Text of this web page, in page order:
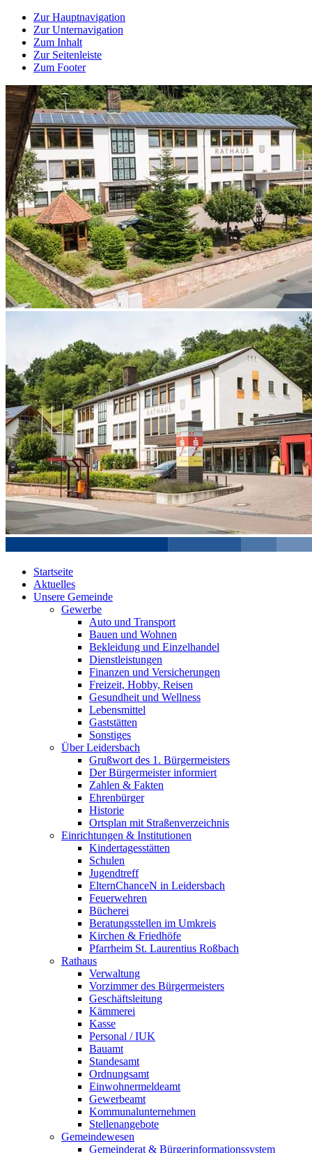
Zur Hauptnavigation
Zur Unternavigation
Zum Inhalt
Zur Seitenleiste
Zum Footer
Startseite
Aktuelles
Unsere Gemeinde
Gewerbe
Auto und Transport
Bauen und Wohnen
Bekleidung und Einzelhandel
Dienstleistungen
Finanzen und Versicherungen
Freizeit, Hobby, Reisen
Gesundheit und Wellness
Lebensmittel
Gaststätten
Sonstiges
Über Leidersbach
Grußwort des 1. Bürgermeisters
Der Bürgermeister informiert
Zahlen & Fakten
Ehrenbürger
Historie
Ortsplan mit Straßenverzeichnis
Einrichtungen & Institutionen
Kindertagesstätten
Schulen
Jugendtreff
ElternChanceN in Leidersbach
Feuerwehren
Bücherei
Beratungsstellen im Umkreis
Kirchen & Friedhöfe
Pfarrheim St. Laurentius Roßbach
Rathaus
Verwaltung
Vorzimmer des Bürgermeisters
Geschäftsleitung
Kämmerei
Kasse
Personal / IUK
Bauamt
Standesamt
Ordnungsamt
Einwohnermeldeamt
Gewerbeamt
Kommunalunternehmen
Stellenangebote
Gemeindewesen
Gemeinderat & Bürgerinformationssystem